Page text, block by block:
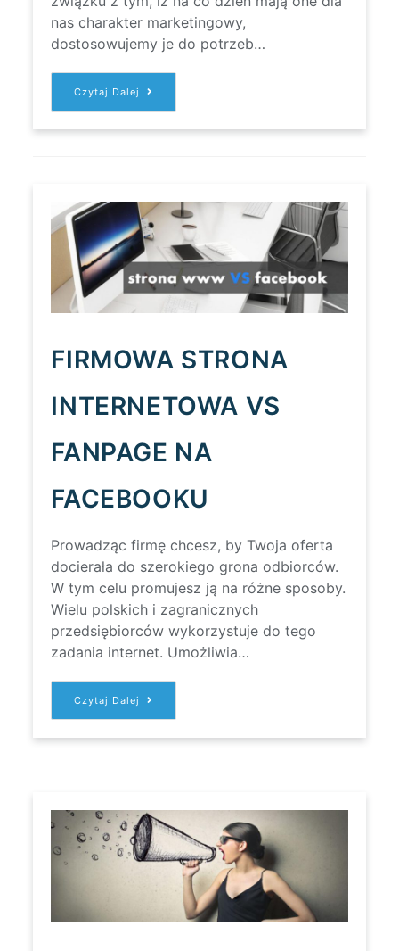
nas charakter marketingowy,
dostosowujemy je do potrzeb…
Czytaj Dalej
LOKALIZACJA
INTERNETOWYCH,
LOKALIZACJA
FIRMOWA STRONA
INTERNETOWA VS
FANPAGE NA
FACEBOOKU
Prowadząc firmę chcesz, by Twoja oferta
docierała do szerokiego grona odbiorców.
W tym celu promujesz ją na różne sposoby.
Wielu polskich i zagranicznych
przedsiębiorców wykorzystuje do tego
zadania internet. Umożliwia…
Czytaj Dalej
FIRMOWA
INTERNETOWA
VS